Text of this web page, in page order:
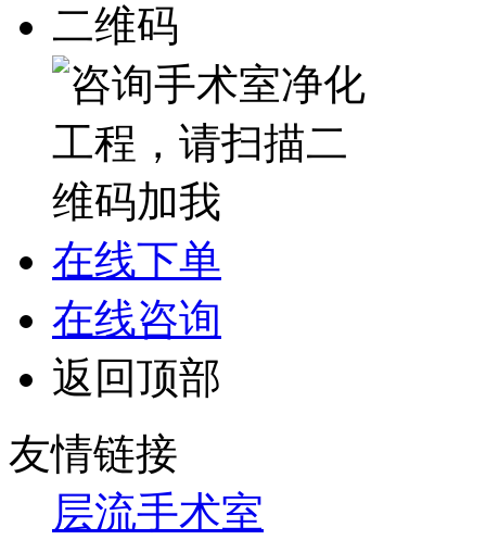
二维码
在线下单
在线咨询
返回顶部
友情链接
层流手术室